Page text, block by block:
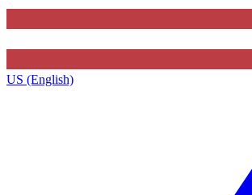
US (English)